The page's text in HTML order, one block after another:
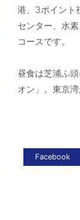
港、3ポイント
センター、水
コースです。
昼食は芝浦ふ
オン」。東京湾